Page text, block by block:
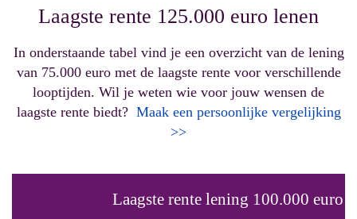
Laagste rente 125.000 euro lenen
In onderstaande tabel vind je een overzicht van de lening
van 75.000 euro met de laagste rente voor verschillende
looptijden. Wil je weten wie voor jouw wensen de
laagste rente biedt? Maak een persoonlijke vergelijking
>>
Laagste rente lening 100.000 euro